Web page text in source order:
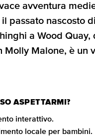
avventura
passato nascosto
a Wood
Molly Malone, è un
ASPETTARMI?
interattivo.
locale per bambini.